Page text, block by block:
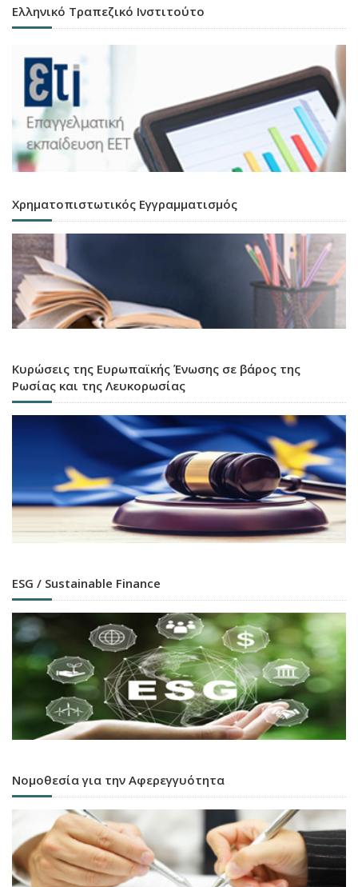
Ελληνικό Τραπεζικό Ινστιτούτο
Χρηματοπιστωτικός Εγγραμματισμός
Κυρώσεις της Ευρωπαϊκής Ένωσης σε βάρος της
Ρωσίας και της Λευκορωσίας
ESG / Sustainable Finance
Νομοθεσία για την Αφερεγγυότητα